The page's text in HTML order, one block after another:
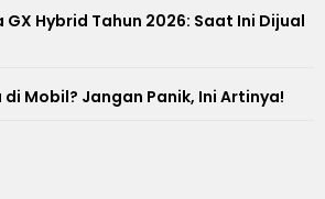
Hybrid Tahun 2026: Saat Ini Dijual
Mobil? Jangan Panik, Ini Artinya!